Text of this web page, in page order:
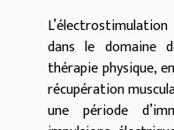
dans le domaine
thérapie physique,
récupération
une période